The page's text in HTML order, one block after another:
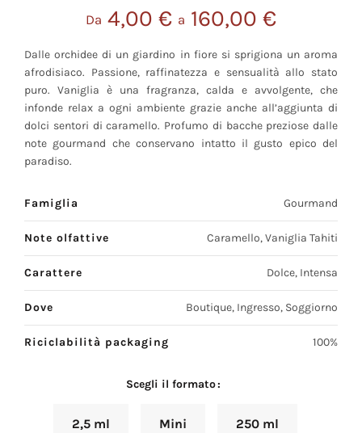
Da 4,00 € a 160,00 €
Dalle orchidee di un giardino in fiore si sprigiona un aroma
afrodisiaco. Passione, raffinatezza e sensualità allo stato
puro. Vaniglia è una fragranza, calda e avvolgente, che
infonde relax a ogni ambiente grazie anche all’aggiunta di
dolci sentori di caramello. Profumo di bacche preziose dalle
note gourmand che conservano intatto il gusto epico del
paradiso.
Famiglia Gourmand
Note olfattive Caramello, Vaniglia Tahiti
Carattere Dolce, Intensa
Dove Boutique, Ingresso, Soggiorno
Riciclabilità packaging 100%
Scegli il formato
2,5 ml Mini 250 ml